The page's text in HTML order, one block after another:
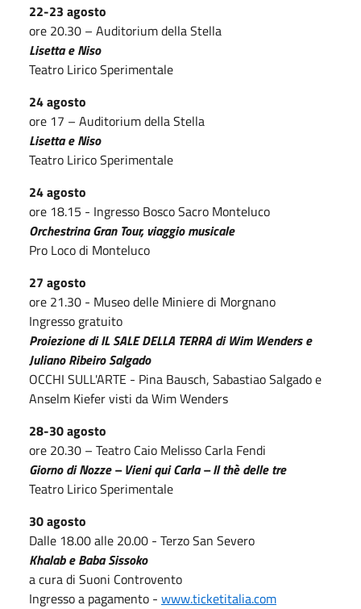
22-23 agosto
ore 20.30 – Auditorium della Stella
Lisetta e Niso
Teatro Lirico Sperimentale
24 agosto
ore 17 – Auditorium della Stella
Lisetta e Niso
Teatro Lirico Sperimentale
24 agosto
ore 18.15 - Ingresso Bosco Sacro Monteluco
Orchestrina Gran Tour, viaggio musicale
Pro Loco di Monteluco
27 agosto
ore 21.30 - Museo delle Miniere di Morgnano
Ingresso gratuito
Proiezione di IL SALE DELLA TERRA di Wim Wenders e
Juliano Ribeiro Salgado
OCCHI SULL'ARTE - Pina Bausch, Sabastiao Salgado e
Anselm Kiefer visti da Wim Wenders
28-30 agosto
ore 20.30 – Teatro Caio Melisso Carla Fendi
Giorno di Nozze – Vieni qui Carla – Il thè delle tre
Teatro Lirico Sperimentale
30 agosto
Dalle 18.00 alle 20.00 - Terzo San Severo
Khalab e Baba Sissoko
a cura di Suoni Controvento
Ingresso a pagamento - www.ticketitalia.com